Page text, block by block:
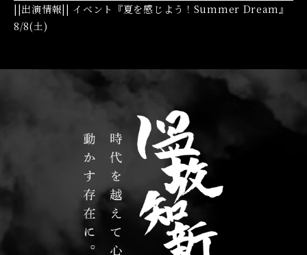
||出演情報|| イベント『夏を感じよう！Summer Dream』
8/8(土)